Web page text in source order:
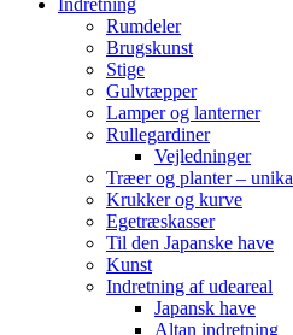
Indretning
Rumdeler
Brugskunst
Stige
Gulvtæpper
Lamper og lanterner
Rullegardiner
Vejledninger
Træer og planter – unika
Krukker og kurve
Egetræskasser
Til den Japanske have
Kunst
Indretning af udeareal
Japansk have
Altan indretning